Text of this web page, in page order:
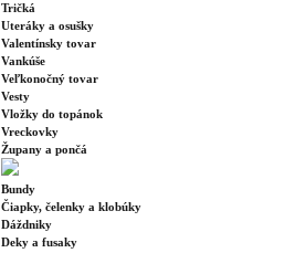
Tričká
Uteráky a osušky
Valentínsky tovar
Vankúše
Veľkonočný tovar
Vesty
Vložky do topánok
Vreckovky
Župany a pončá
Bundy
Čiapky, čelenky a klobúky
Dáždniky
Deky a fusaky